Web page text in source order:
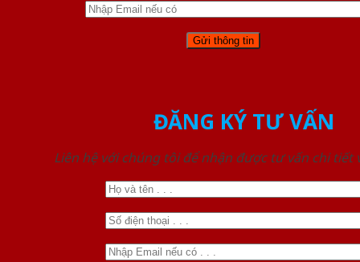
ĐĂNG KÝ TƯ VẤN
Liên hệ với chúng tôi để nhận được tư vấn chi tiết